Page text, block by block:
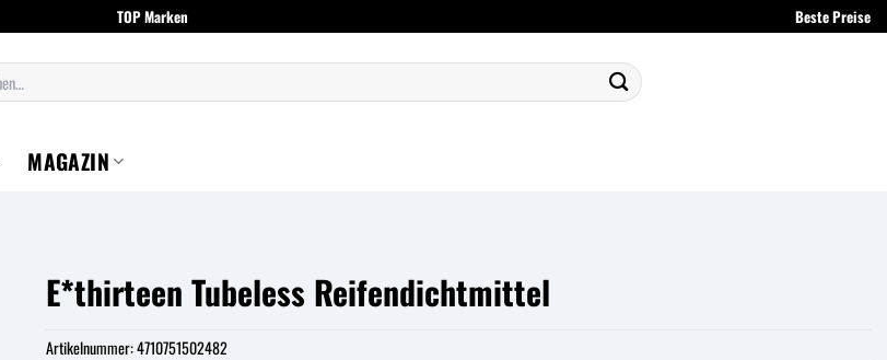
TOP Marken Beste Preise
MAGAZIN
E*thirteen Tubeless Reifendichtmittel
Artikelnummer:4710751502482